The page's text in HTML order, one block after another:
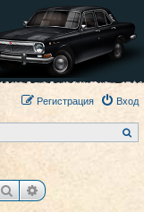
Вход
Регистрация
о
ПоискРасширенный